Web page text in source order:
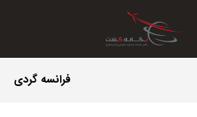
فرانسه گردی